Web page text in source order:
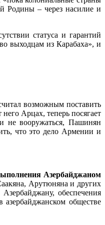
Родины – через насилие и
статуса и гарантий
выходцам из Карабаха», и
возможным поставить
Арцах, теперь посягает
не вооружаться, Пашинян
что это дело Армении и
Азербайджаном
Арутюняна и других
обеспечения
обществе